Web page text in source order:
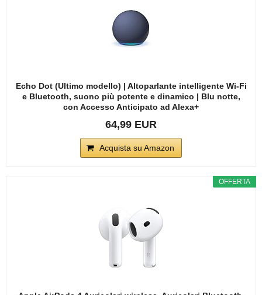
Echo Dot (Ultimo modello) | Altoparlante intelligente Wi-Fi
e Bluetooth, suono più potente e dinamico | Blu notte,
con Accesso Anticipato ad Alexa+
64,99 EUR
Acquista su Amazon
OFFERTA